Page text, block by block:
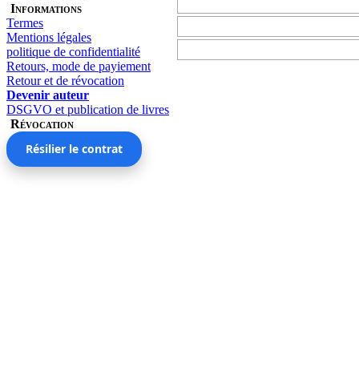
Informations
Termes
Mentions légales
politique de confidentialité
Retours, mode de payiement
Retour et de révocation
Devenir auteur
DSGVO et publication de livres
Révocation
Résilier le contrat